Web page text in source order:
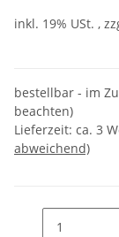
inkl. 19% USt. ,
bestellbar - im
beachten)
Lieferzeit: ca. 3
abweichend)